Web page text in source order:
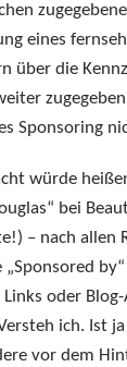
eines
über die
Sponsoring
würde
bei
– nach allen
Links oder
ich. Ist
vor dem